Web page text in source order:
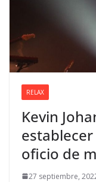
RELAX
Kevin
oficio de
27 septiembre,